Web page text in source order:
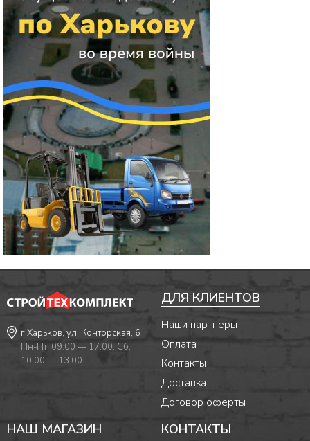
г.Харьков, ул. Конторская, 6
Пн-Пт. 09:00 — 17:00, Сб.
10:00 — 13:00
ДЛЯ КЛИЕНТОВ
Наши партнеры
Оплата
Контакты
Доставка
Договор оферты
НАШ МАГАЗИН КОНТАКТЫ